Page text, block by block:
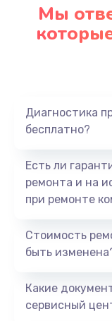
Мы
Диагностика
бесплатно?
Есть ли
ремонта и на
при ремонте
Стоимость
быть
Какие
сервисный